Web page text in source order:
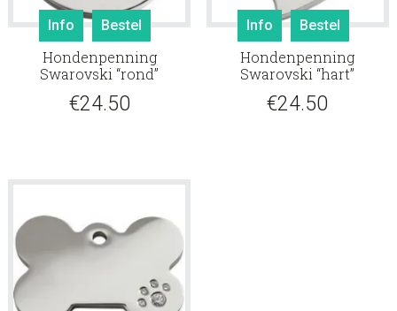
Info Bestel
Hondenpenning
Swarovski “rond”
€24.50
Info Bestel
Hondenpenning
Swarovski “hart”
€24.50